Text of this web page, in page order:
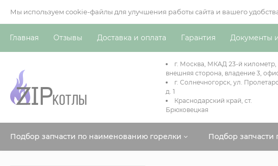
Мы используем cookie-файлы для улучшения работы сайта и вашего
Главная Отзывы Доставка и оплата Гарантия Документы
г. Москва, МКАД 23-й километр,
внешняя сторона, владение 3,
г. Солнечногорск, ул.
д. 1
Краснодарский край, ст.
Брюховецкая
Подбор запчасти по наименованию горелки Подбор запчасти